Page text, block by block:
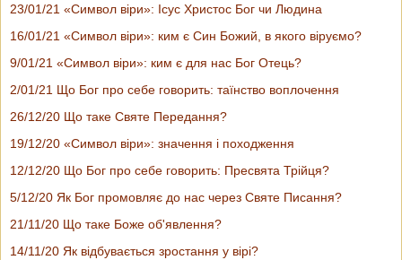
23/01/21 «Символ віри»: Ісус Христос Бог чи Людина
16/01/21 «Символ віри»: ким є Син Божий, в якого віруємо?
9/01/21 «Символ віри»: ким є для нас Бог Отець?
2/01/21 Що Бог про себе говорить: таїнство воплочення
26/12/20 Що таке Святе Передання?
19/12/20 «Символ віри»: значення і походження
12/12/20 Що Бог про себе говорить: Пресвята Трійця?
5/12/20 Як Бог промовляє до нас через Святе Писання?
21/11/20 Що таке Боже об'явлення?
14/11/20 Як відбувається зростання у вірі?